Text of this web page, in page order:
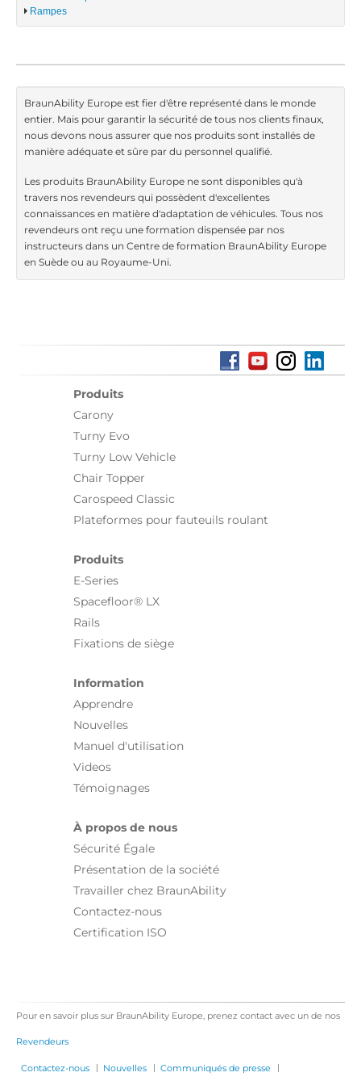
Rampes
BraunAbility Europe est fier d'être représenté dans le monde
entier. Mais pour garantir la sécurité de tous nos clients finaux,
nous devons nous assurer que nos produits sont installés de
manière adéquate et sûre par du personnel qualifié.
Les produits BraunAbility Europe ne sont disponibles qu'à
travers nos revendeurs qui possèdent d'excellentes
connaissances en matière d'adaptation de véhicules. Tous nos
revendeurs ont reçu une formation dispensée par nos
instructeurs dans un Centre de formation BraunAbility Europe
en Suède ou au Royaume-Uni.
Produits
Carony
Turny Evo
Turny Low Vehicle
Chair Topper
Carospeed Classic
Plateformes pour fauteuils roulant
Produits
E-Series
Spacefloor® LX
Rails
Fixations de siège
Information
Apprendre
Nouvelles
Manuel d'utilisation
Videos
Témoignages
À propos de nous
Sécurité Égale
Présentation de la société
Travailler chez BraunAbility
Contactez-nous
Certification ISO
Pour en savoir plus sur BraunAbility Europe, prenez contact avec un de nos
Revendeurs
Contactez-nous | Nouvelles | Communiqués de presse |